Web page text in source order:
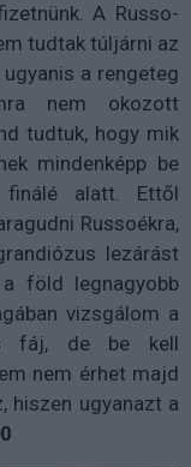
A Russo-
tudtak túljárni az
a rengeteg
nem okozott
tudtuk, hogy mik
mindenképp be
finálé alatt. Ettől
Russoékra,
lezárást
föld legnagyobb
vizsgálom a
fáj, de be kell
nem érhet majd
hiszen ugyanazt a